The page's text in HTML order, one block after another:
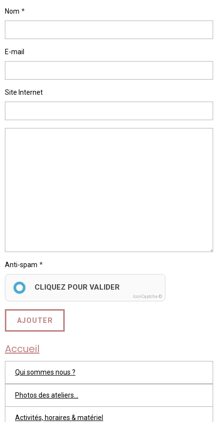
Nom
E-mail
Site Internet
Anti-spam
CLIQUEZ POUR VALIDER
IconCaptcha ©
AJOUTER
Accueil
Qui sommes nous ?
Photos des ateliers...
Activités, horaires & matériel